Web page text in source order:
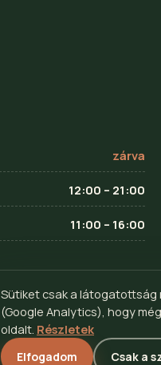
zárva
12:00 – 21:00
11:00 – 16:00
Sütiket csak a
(Google Analytics), hogy
oldalt. Részletek
Elfogadom Csak a